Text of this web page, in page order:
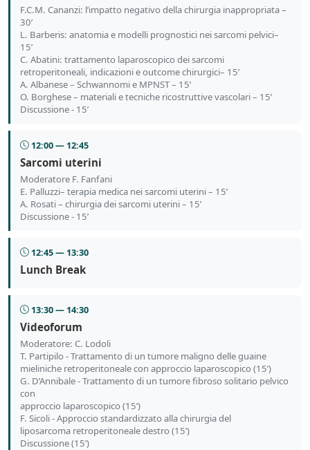
F.C.M. Cananzi: l’impatto negativo della chirurgia inappropriata –
30’
L. Barberis: anatomia e modelli prognostici nei sarcomi pelvici–
15’
C. Abatini: trattamento laparoscopico dei sarcomi
retroperitoneali, indicazioni e outcome chirurgici– 15’
A. Albanese – Schwannomi e MPNST – 15’
O. Borghese – materiali e tecniche ricostruttive vascolari – 15’
Discussione - 15’
12:00 — 12:45
Sarcomi uterini
Moderatore F. Fanfani
E. Palluzzi– terapia medica nei sarcomi uterini – 15’
A. Rosati – chirurgia dei sarcomi uterini – 15’
Discussione - 15’
12:45 — 13:30
Lunch Break
13:30 — 14:30
Videoforum
Moderatore: C. Lodoli
T. Partipilo - Trattamento di un tumore maligno delle guaine
mieliniche retroperitoneale con approccio laparoscopico (15’)
G. D’Annibale - Trattamento di un tumore fibroso solitario pelvico
con
approccio laparoscopico (15’)
F. Sicoli - Approccio standardizzato alla chirurgia del
liposarcoma retroperitoneale destro (15’)
Discussione (15’)